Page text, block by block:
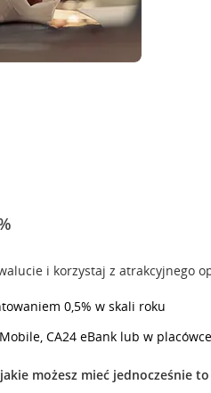
i korzystaj z atrakcyjnego
0,5% w skali roku
CA24 eBank lub w placówce
możesz mieć jednocześnie